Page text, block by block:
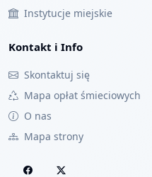
Instytucje miejskie
Kontakt i Info
Skontaktuj się
Mapa opłat śmieciowych
O nas
Mapa strony